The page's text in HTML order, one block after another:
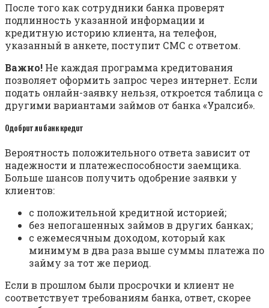
После того как сотрудники банка проверят
подлинность указанной информации и
кредитную историю клиента, на телефон,
указанный в анкете, поступит СМС с ответом.
Важно! Не каждая программа кредитования
позволяет оформить запрос через интернет. Если
подать онлайн-заявку нельзя, откроется таблица с
другими вариантами займов от банка «Уралсиб».
Одобрит ли банк кредит
Вероятность положительного ответа зависит от
надежности и платежеспособности заемщика.
Больше шансов получить одобрение заявки у
клиентов:
с положительной кредитной историей;
без непогашенных займов в других банках;
с ежемесячным доходом, который как
минимум в два раза выше суммы платежа по
займу за тот же период.
Если в прошлом были просрочки и клиент не
соответствует требованиям банка, ответ, скорее